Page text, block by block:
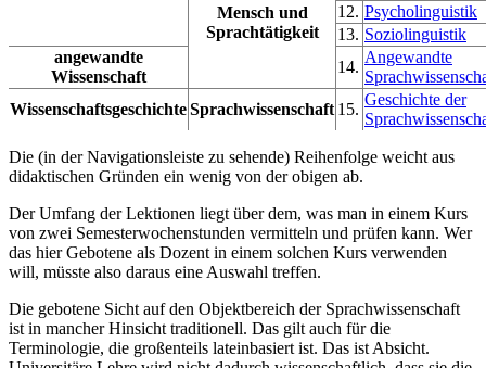
Mensch und
Sprachtätigkeit
12. Psycholinguistik
13. Soziolinguistik
angewandte
Wissenschaft
14.
Angewandte
WissenschaftsgeschichteSprachwissenschaft 15.
Geschichte der
Die (in der Navigationsleiste zu sehende) Reihenfolge weicht aus
didaktischen Gründen ein wenig von der obigen ab.
Der Umfang der Lektionen liegt über dem, was man in einem Kurs
von zwei Semesterwochenstunden vermitteln und prüfen kann. Wer
das hier Gebotene als Dozent in einem solchen Kurs verwenden
will, müsste also daraus eine Auswahl treffen.
Die gebotene Sicht auf den Objektbereich der Sprachwissenschaft
ist in mancher Hinsicht traditionell. Das gilt auch für die
Terminologie, die großenteils lateinbasiert ist. Das ist Absicht.